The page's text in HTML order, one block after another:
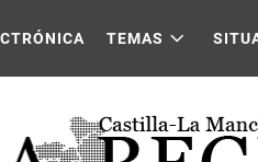
La Mancha
TEMAS